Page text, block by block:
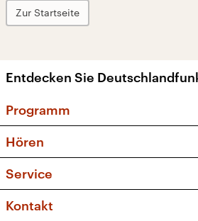
Zur Startseite
Entdecken Sie
Programm
Sendungen und Podcasts
Musikliste
Kakadu – Das
Hören
Frequenzen (UKW + DAB+)
Service
FAQ
Kontakt